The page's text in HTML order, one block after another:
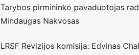
Tarybos pirmininko pavaduotojas
Mindaugas Nakvosas
LRSF Revizijos komisija: Edvinas